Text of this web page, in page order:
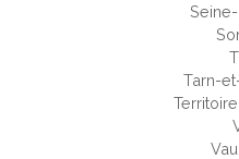
Tarn-